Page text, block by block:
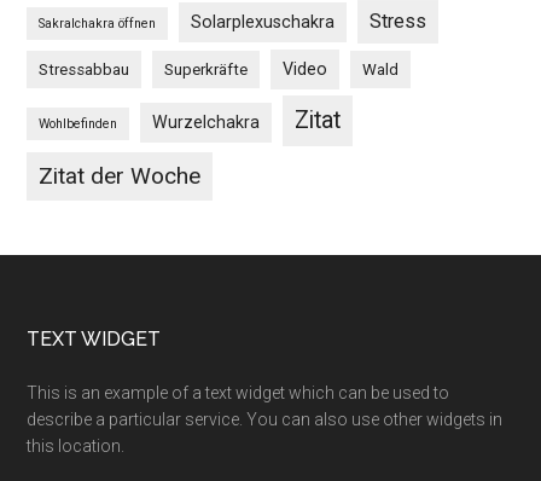
Sakralchakra öffnen Solarplexuschakra Stress
Stressabbau Superkräfte Video Wald
Wohlbefinden Wurzelchakra
Zitat
Zitat der Woche
Footer
TEXT WIDGET
This is an example of a text widget which can be used to
describe a particular service. You can also use other widgets in
this location.